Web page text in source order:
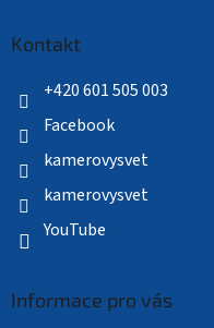
Kontakt
+420 601 505 003
Facebook
kamerovysvet
kamerovysvet
YouTube
Informace pro vás